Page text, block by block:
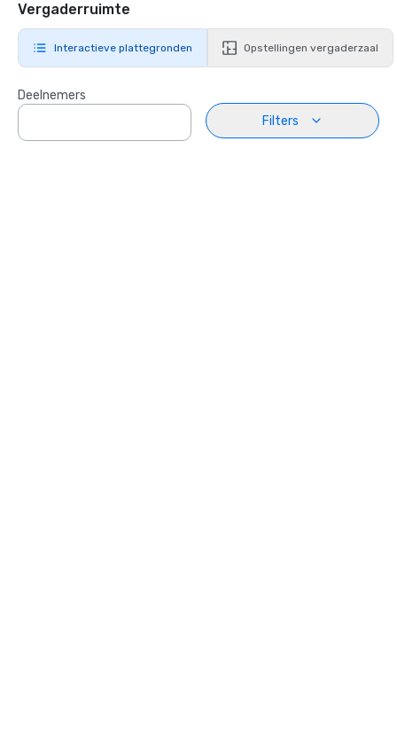
Vergaderruimte
Interactieve plattegronden Opstellingen vergaderzaal
Deelnemers
Filters